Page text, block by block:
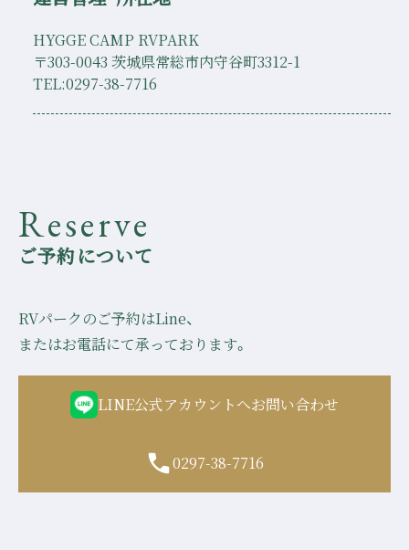
HYGGE CAMP RVPARK
〒303-0043 茨城県常総市内守谷町3312-1
TEL:0297-38-7716
Reserve
ご予約について
RVパークのご予約はLine、
またはお電話にて承っております。
LINE公式アカウントへお問い合わせ
0297-38-7716